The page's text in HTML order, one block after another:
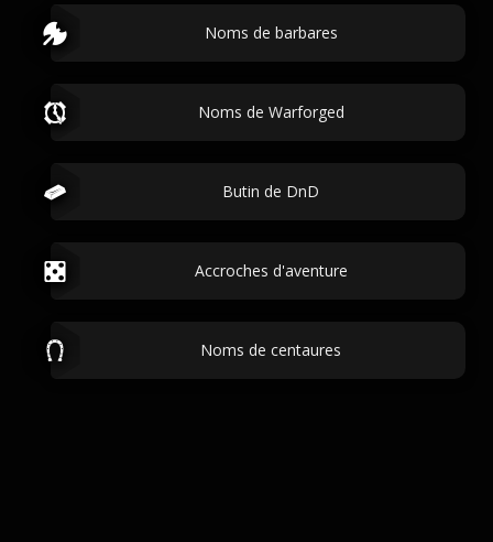
Noms de barbares
Noms de Warforged
Butin de DnD
Accroches d'aventure
Noms de centaures